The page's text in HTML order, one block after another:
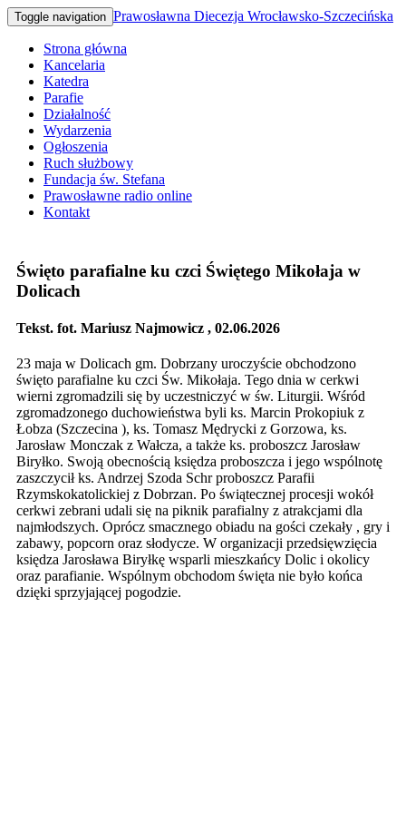
Toggle navigation Prawosławna Diecezja Wrocławsko-Szczecińska
Strona główna
Kancelaria
Katedra
Parafie
Działalność
Wydarzenia
Ogłoszenia
Ruch służbowy
Fundacja św. Stefana
Prawosławne radio online
Kontakt
Święto parafialne ku czci Świętego Mikołaja w
Dolicach
Tekst. fot. Mariusz Najmowicz , 02.06.2026
23 maja w Dolicach gm. Dobrzany uroczyście obchodzono
święto parafialne ku czci Św. Mikołaja. Tego dnia w cerkwi
wierni zgromadzili się by uczestniczyć w św. Liturgii. Wśród
zgromadzonego duchowieństwa byli ks. Marcin Prokopiuk z
Łobza (Szczecina ), ks. Tomasz Mędrycki z Gorzowa, ks.
Jarosław Monczak z Wałcza, a także ks. proboszcz Jarosław
Biryłko. Swoją obecnością księdza proboszcza i jego wspólnotę
zaszczycił ks. Andrzej Szoda Schr proboszcz Parafii
Rzymskokatolickiej z Dobrzan. Po świątecznej procesji wokół
cerkwi zebrani udali się na piknik parafialny z atrakcjami dla
najmłodszych. Oprócz smacznego obiadu na gości czekały , gry i
zabawy, popcorn oraz słodycze. W organizacji przedsięwzięcia
księdza Jarosława Biryłkę wsparli mieszkańcy Dolic i okolicy
oraz parafianie. Wspólnym obchodom święta nie było końca
dzięki sprzyjającej pogodzie.